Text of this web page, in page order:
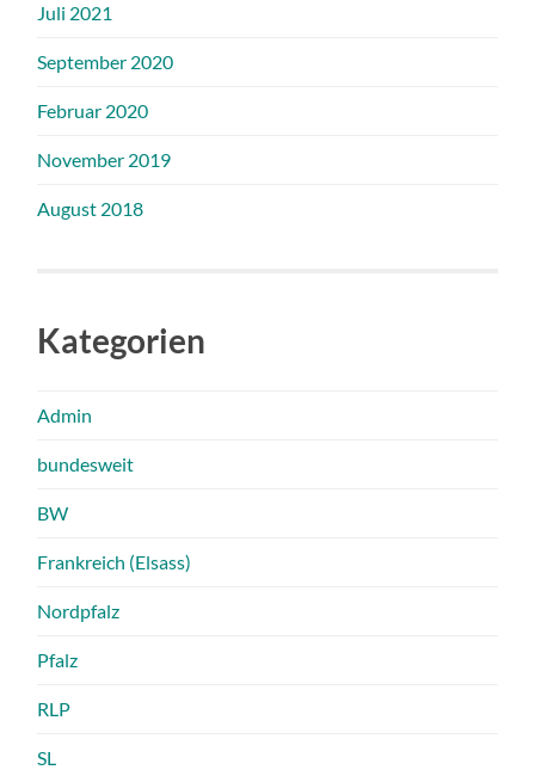
Juli 2021
September 2020
Februar 2020
November 2019
August 2018
Kategorien
Admin
bundesweit
BW
Frankreich (Elsass)
Nordpfalz
Pfalz
RLP
SL